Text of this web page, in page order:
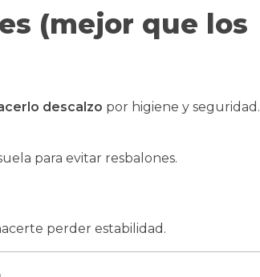
(mejor que los
descalzo por higiene y seguridad.
para evitar resbalones.
perder estabilidad.